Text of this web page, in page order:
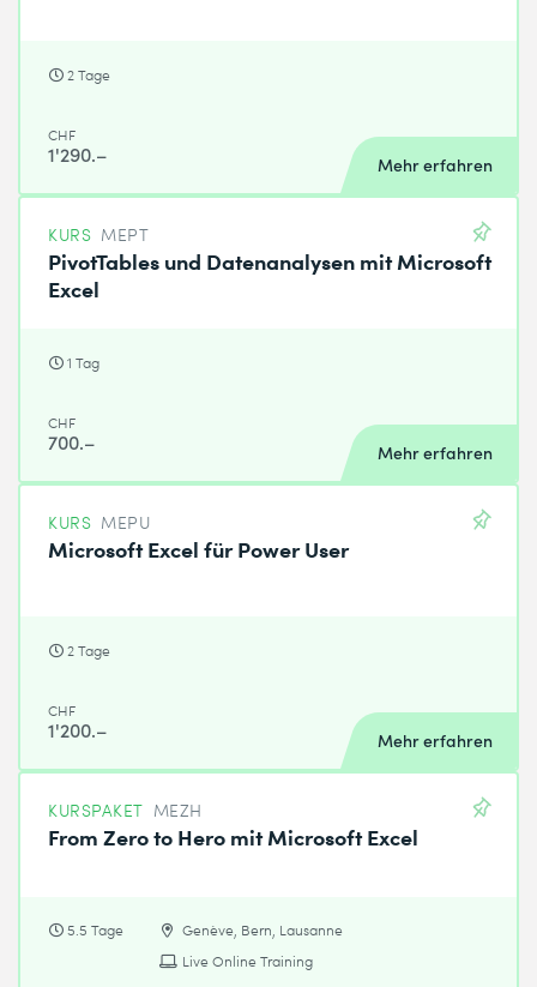
2 Tage
CHF
1'290.– Mehr erfahren
KURS MEPT
PivotTables und Datenanalysen mit Microsoft
Excel
1 Tag
CHF
700.– Mehr erfahren
KURS MEPU
Microsoft Excel für Power User
2 Tage
CHF
1'200.– Mehr erfahren
KURSPAKET MEZH
From Zero to Hero mit Microsoft Excel
5.5 Tage
Genève, Bern, Lausanne
Live Online Training